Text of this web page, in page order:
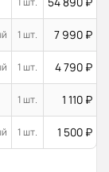
1 шт. 7 990 ₽
1 шт. 4 790 ₽
1 шт. 1 110 ₽
1 шт. 1 500 ₽